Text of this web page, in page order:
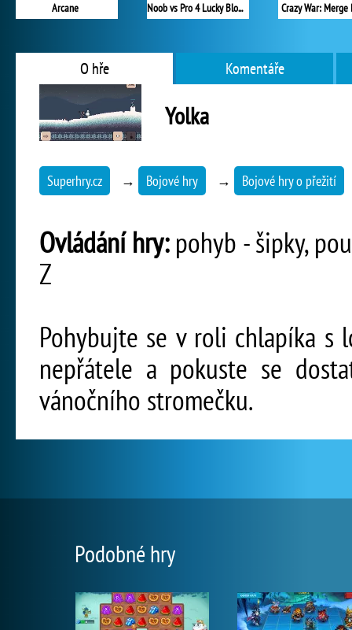
Arcane Noob vs Pro 4 Lucky Block Crazy War:
O hře Komentáře
Yolka
Superhry.cz → Bojové hry → Bojové hry o přežití
Ovládání hry:pohyb - šipky,
Z
Pohybujte se v roli chlapíka s
nepřátele a pokuste se
vánočního stromečku.
Podobné hry